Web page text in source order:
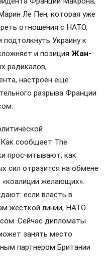
Ле Пен, которая уже
отношения с НАТО,
Украину к
и позиция Жан-
радикалов,
настроен еще
разрыва Франции
сообщает The
просчитывают, как
сил отразится на обмене
желающих».
если власть в
жесткой линии, НАТО
Сейчас дипломаты
занять место
партнером Британии